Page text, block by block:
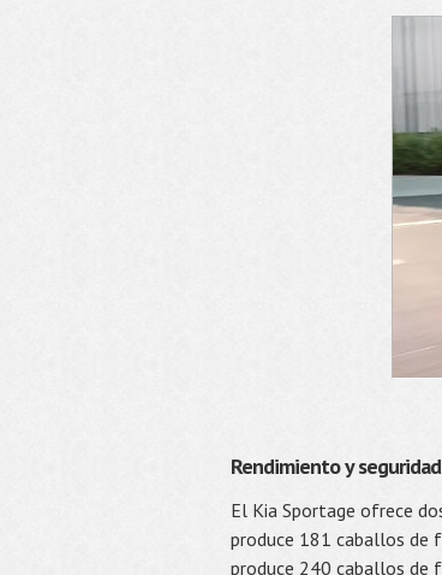
Rendimiento y seguridad
El Kia Sportage ofrece
produce 181 caballos de
produce 240 caballos de